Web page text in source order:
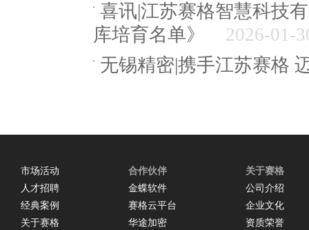
喜讯|江苏赛格智慧科技
库培育名单》
2026-01-
无锡精密|携手江苏赛格
市场活动
人才招聘
经典案例
关于赛格
合作伙伴
金蝶软件
赛格云平台
华途加密
关于赛格
公司介绍
企业文化
资质荣誉